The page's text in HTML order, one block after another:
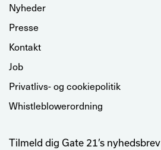
Nyheder
Presse
Kontakt
Job
Privatlivs- og cookiepolitik
Whistleblowerordning
Tilmeld dig Gate 21’s nyhedsbrev